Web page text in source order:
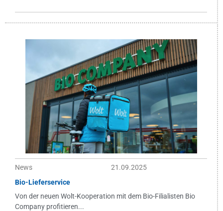
News
21.09.2025
Bio-Lieferservice
Von der neuen Wolt-Kooperation mit dem Bio-Filialisten Bio
Company profitieren...